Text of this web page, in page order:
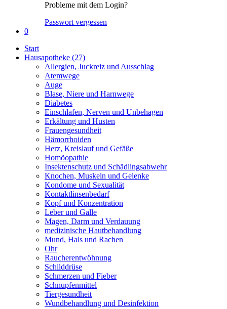
Probleme mit dem Login?
Passwort vergessen
0
Start
Hausapotheke (27)
Allergien, Juckreiz und Ausschlag
Atemwege
Auge
Blase, Niere und Harnwege
Diabetes
Einschlafen, Nerven und Unbehagen
Erkältung und Husten
Frauengesundheit
Hämorrhoiden
Herz, Kreislauf und Gefäße
Homöopathie
Insektenschutz und Schädlingsabwehr
Knochen, Muskeln und Gelenke
Kondome und Sexualität
Kontaktlinsenbedarf
Kopf und Konzentration
Leber und Galle
Magen, Darm und Verdauung
medizinische Hautbehandlung
Mund, Hals und Rachen
Ohr
Raucherentwöhnung
Schilddrüse
Schmerzen und Fieber
Schnupfenmittel
Tiergesundheit
Wundbehandlung und Desinfektion